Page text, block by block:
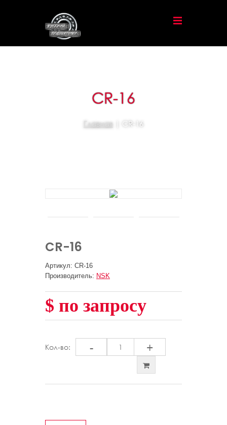
CR-16
Главная | CR-16
CR-16
Артикул: CR-16
Производитель: NSK
$ по запросу
Кол-во: - +